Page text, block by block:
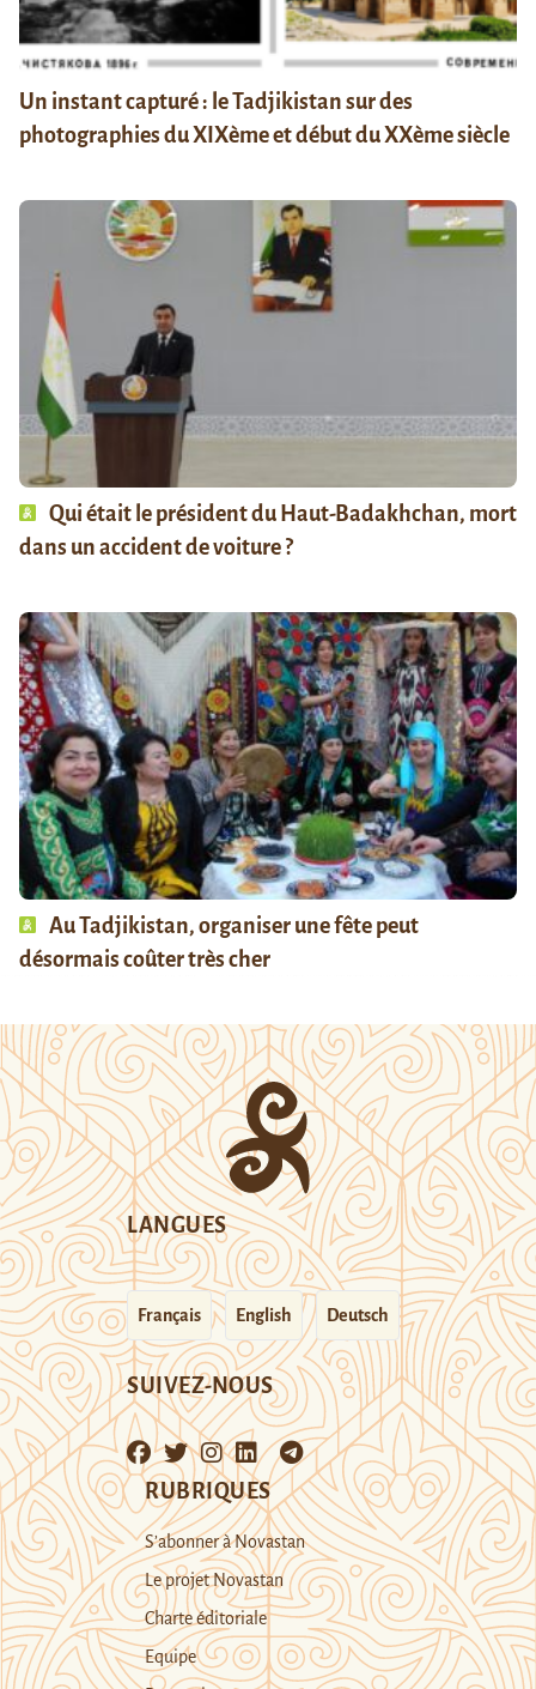
Un instant capturé : le Tadjikistan sur des
photographies du XIXème et début du XXème siècle
Qui était le président du Haut-Badakhchan, mort
dans un accident de voiture ?
Au Tadjikistan, organiser une fête peut
désormais coûter très cher
LANGUES
Français English Deutsch
SUIVEZ-NOUS
RUBRIQUES
S’abonner à Novastan
Le projet Novastan
Charte éditoriale
Equipe